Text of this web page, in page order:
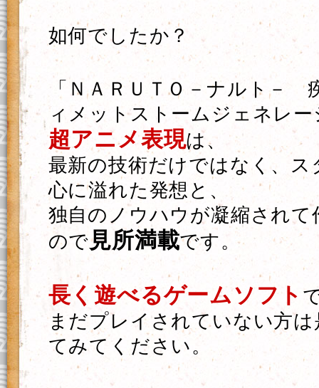
如何でしたか？
「ＮＡＲＵＴＯ－ナルト－
ィメットストームジェネレ
超アニメ表現は、
最新の技術だけではなく、ス
心に溢れた発想と、
独自のノウハウが凝縮されて
ので見所満載です。
長く遊べるゲームソフト
まだプレイされていない方
てみてください。